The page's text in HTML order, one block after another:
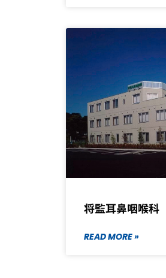
将監耳鼻咽喉科
READ MORE »